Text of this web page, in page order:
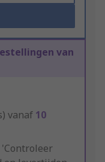
van
vanaf 10
'Controleer